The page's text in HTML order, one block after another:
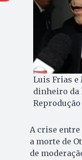
Luis Frias e
dinheiro da
Reprodução
A crise entre
a morte de
de